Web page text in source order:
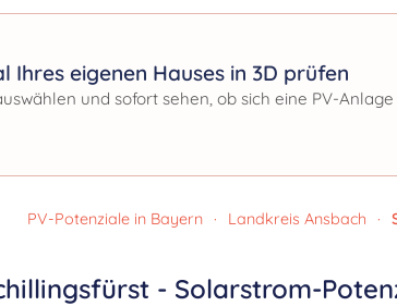
Ihres eigenen Hauses in 3D prüfen
und sofort sehen, ob sich eine PV-Anlage
PV-Potenziale in Bayern · Landkreis Ansbach ·
- Solarstrom-